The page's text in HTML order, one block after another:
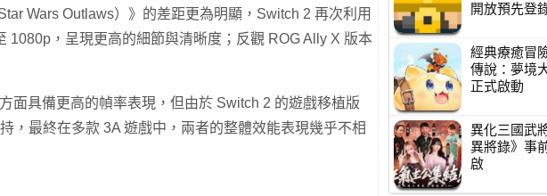
Wars Outlaws）》的差距更為明顯，Switch 2 再次利用
1080p，呈現更高的細節與清晰度；反觀 ROG Ally X 版本
面具備更高的幀率表現，但由於 Switch 2 的遊戲移植版
，最終在多款 3A 遊戲中，兩者的整體效能表現幾乎不相
開放預先登
經典療癒冒
傳說：夢境
正式啟動
異化三國武
異將錄》事
啟